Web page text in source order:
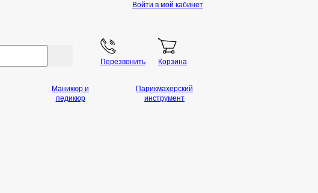
Войти в мой кабинет
Перезвонить Корзина
Маникюр и
педикюр
Парикмахерский
инструмент